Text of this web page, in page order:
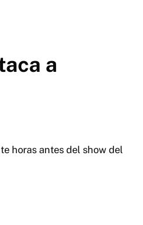
a
horas antes del show del